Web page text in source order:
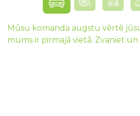
Mūsu komanda augstu vērtē
mums ir pirmajā vietā. Zvaniet un